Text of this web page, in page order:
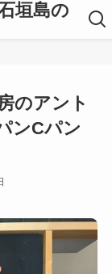
垣島の
のアント
ンCパン